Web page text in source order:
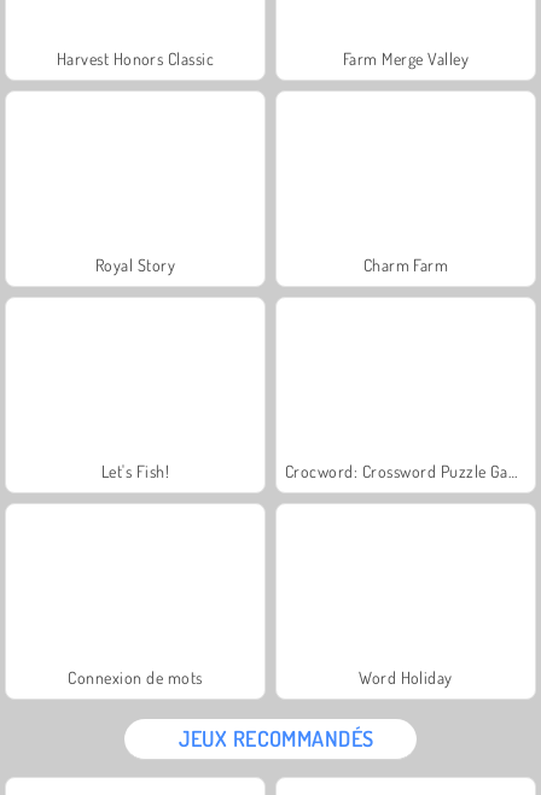
Harvest Honors Classic Farm Merge Valley
Royal Story Charm Farm
Let's Fish!
Connexion de mots Word Holiday
JEUX RECOMMANDÉS